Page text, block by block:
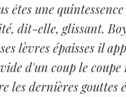
êtes une
dit-elle, glissant.
lèvres épaisses il
d'un coup le coupe
les dernières gouttes